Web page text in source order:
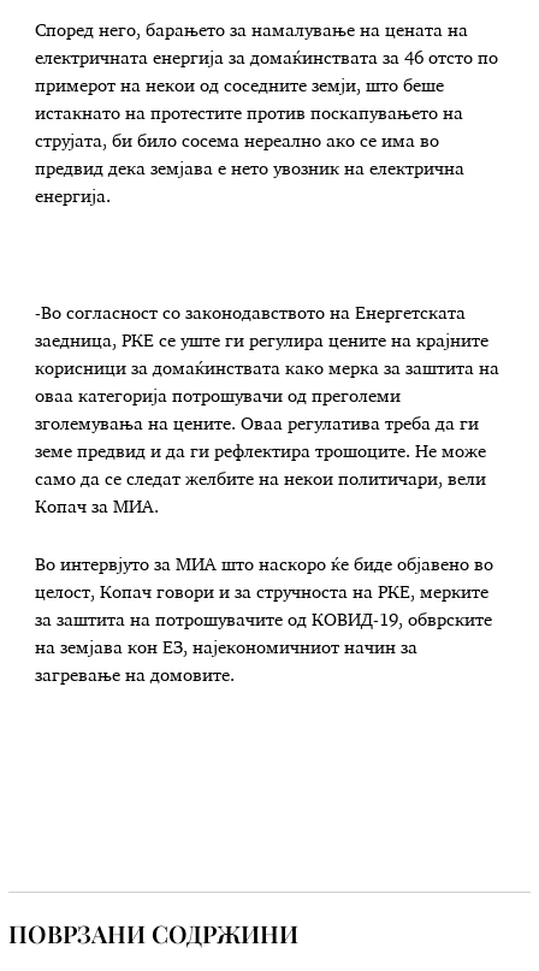
Според него, барањето за намалување на цената на
електричната енергија за домаќинствата за 46 отсто по
примерот на некои од соседните земји, што беше
истакнато на протестите против поскапувањето на
струјата, би било сосема нереално ако се има во
предвид дека земјава е нето увозник на електрична
енергија.
-Во согласност со законодавството на Енергетската
заедница, РКЕ сe уште ги регулира цените на крајните
корисници за домаќинствата како мерка за заштита на
оваа категорија потрошувачи од преголеми
зголемувања на цените. Оваа регулатива треба да ги
земе предвид и да ги рефлектира трошоците. Не може
само да се следат желбите на некои политичари, вели
Копач за МИА.
Во интервјуто за МИА што наскоро ќе биде објавено во
целост, Копач говори и за стручноста на РКЕ, мерките
за заштита на потрошувачите од КОВИД-19, обврските
на земјава кон ЕЗ, најекономичниот начин за
загревање на домовите.
ПОВРЗАНИ СОДРЖИНИ